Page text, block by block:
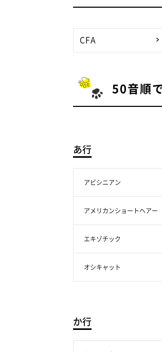
CFA
50音順
あ行
アビシニアン
アメリカンショートヘアー
エキゾチック
オシキャット
か行